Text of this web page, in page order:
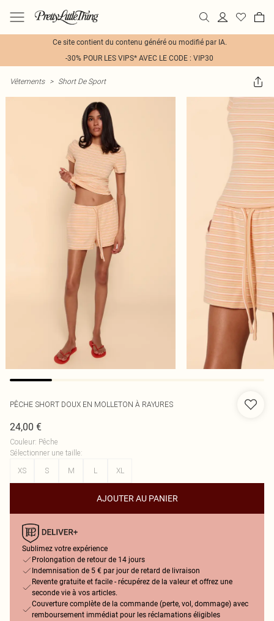
Ce site contient du contenu généré ou modifié par IA.
-30% POUR LES VIPS* AVEC LE CODE : VIP30
Vêtements > Short De Sport
PÊCHE SHORT DOUX EN MOLLETON À RAYURES
24,00 €
Couleur: Pêche
Sélectionner une taille:
XS
S M L XL
AJOUTER AU PANIER
Sublimez votre expérience
Prolongation de retour de 14 jours
Indemnisation de 5 € par jour de retard de livraison
Revente gratuite et facile - récupérez de la valeur et offrez une
seconde vie à vos articles.
Couverture complète de la commande (perte, vol, dommage) avec
remboursement immédiat pour les réclamations éligibles